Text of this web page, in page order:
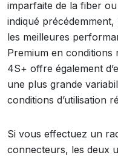
imparfaite de la fiber
indiqué
les meilleures
Premium en conditions
4S+ offre également
une plus grande
conditions d’utilisation
Si vous effectuez un
connecteurs, les deux